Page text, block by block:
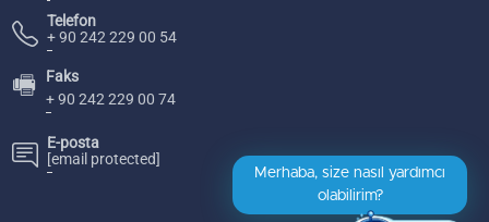
Telefon
+ 90 242 229 00 54
🖷
Faks
+ 90 242 229 00 74
E-posta
[email protected]
Merhaba, size nasıl yardımcı
olabilirim?